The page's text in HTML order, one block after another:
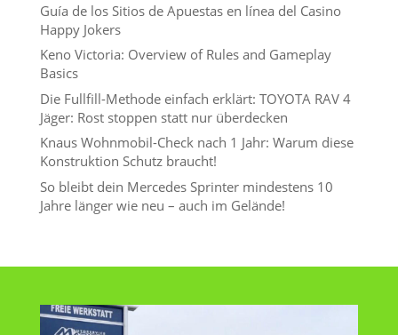
Guía de los Sitios de Apuestas en línea del Casino
Happy Jokers
Keno Victoria: Overview of Rules and Gameplay
Basics
Die Fullfill-Methode einfach erklärt: TOYOTA RAV 4
Jäger: Rost stoppen statt nur überdecken
Knaus Wohnmobil-Check nach 1 Jahr: Warum diese
Konstruktion Schutz braucht!
So bleibt dein Mercedes Sprinter mindestens 10
Jahre länger wie neu – auch im Gelände!